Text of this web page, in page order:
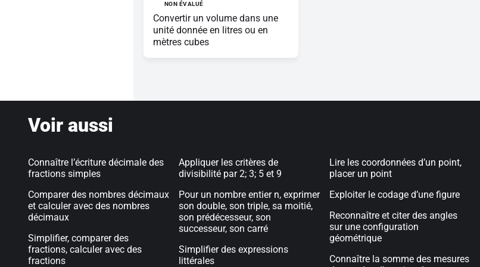
NON ÉVALUÉ
Convertir un volume dans une
unité donnée en litres ou en
mètres cubes
Voir aussi
Connaître l’écriture décimale des
fractions simples
Comparer des nombres décimaux
et calculer avec des nombres
décimaux
Simplifier, comparer des
fractions, calculer avec des
fractions
Appliquer les critères de
divisibilité par 2; 3; 5 et 9
Pour un nombre entier n, exprimer
son double, son triple, sa moitié,
son prédécesseur, son
successeur, son carré
Simplifier des expressions
littérales
Lire les coordonnées d’un point,
placer un point
Exploiter le codage d’une figure
Reconnaître et citer des angles
sur une configuration
géométrique
Connaître la somme des mesures